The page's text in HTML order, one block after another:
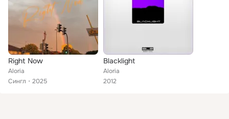
Right Now
Aloria
Сингл
2025
Blacklight
Aloria
2012